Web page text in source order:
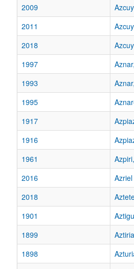
2009
2011
2018
1997
1993
1995
1917
1916
1961
2016
2018
1901
1899
1898